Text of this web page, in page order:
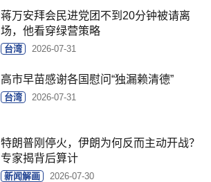
蒋万安拜会民进党团不到20分钟被请离
场，他看穿绿营策略
台湾 2026-07-31
高市早苗感谢各国慰问“独漏赖清德”
台湾 2026-07-31
特朗普刚停火，伊朗为何反而主动开战？
专家揭背后算计
新闻解画 2026-07-30